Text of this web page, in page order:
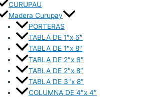
CURUPAU
Madera Curupay
PORTERAS
TABLA DE 1″x 6″
TABLA DE 1″x 8″
TABLA DE 2″x 6″
TABLA DE 2″x 8″
TABLA DE 3″x 8″
COLUMNA DE 4″x 4″